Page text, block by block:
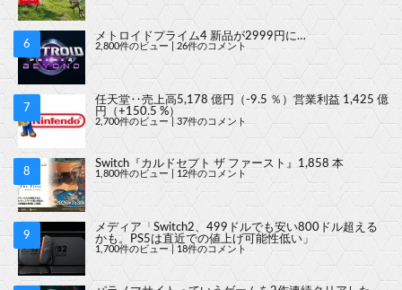
メトロイドプライム4 新品が2999円に…
2,800件のビュー 26件のコメント
任天堂‥売上高5,178 億円（-9.5 ％）営業利益 1,425 億
円（+150.5 %）
2,700件のビュー 37件のコメント
Switch『カルドセプト ザ ファースト』1,858 本
1,800件のビュー 12件のコメント
メディア「Switch2、499ドルでも安い800ドル超える
かも。PS5は直近での値上げ可能性低い」
1,700件のビュー 18件のコメント